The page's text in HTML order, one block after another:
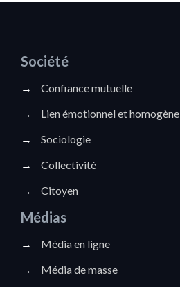
Société
→
Confiance mutuelle
→
Lien émotionnel et homogène
→
Sociologie
→
Collectivité
→
Citoyen
Médias
→
Média en ligne
→
Média de masse